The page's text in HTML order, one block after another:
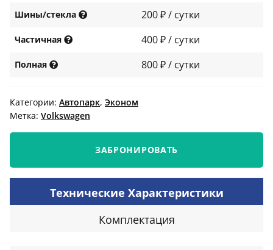
Шины/стекла 200 ₽ / сутки
Частичная 400 ₽ / сутки
Полная 800 ₽ / сутки
Категории: Автопарк, Эконом
Метка: Volkswagen
ЗАБРОНИРОВАТЬ
Технические Характеристики
Комплектация